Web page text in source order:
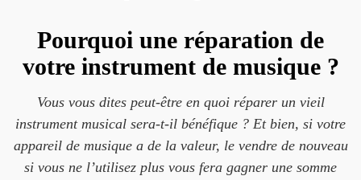
Pourquoi une réparation de
votre instrument de musique ?
Vous vous dites peut-être en quoi réparer un vieil
instrument musical sera-t-il bénéfique ? Et bien, si votre
appareil de musique a de la valeur, le vendre de nouveau
si vous ne l’utilisez plus vous fera gagner une somme